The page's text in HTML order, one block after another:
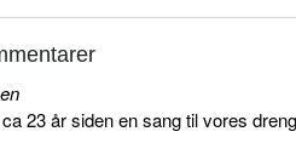
23 år siden en sang til vores